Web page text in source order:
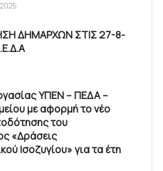
ΔΗΜΑΡΧΩΝ ΣΤΙΣ 27-8-
ΥΠΕΝ – ΠΕΔΑ –
με αφορμή το νέο
του
«Δράσεις
Ισοζυγίου» για τα έτη